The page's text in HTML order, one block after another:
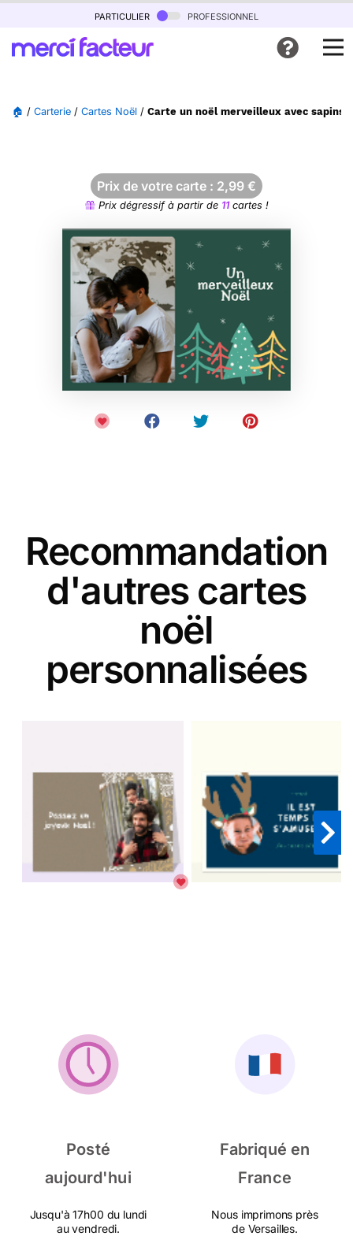
particulier professionnel
🏠 / Carterie / Cartes Noël / Carte un noël merveilleux avec sapins
Prix de votre carte : 2,99 €
Prix dégressif à partir de 11cartes !
Recommandation
d'autres cartes
noël
personnalisées
Posté
aujourd'hui
Jusqu'à 17h00 du lundi
au vendredi.
Fabriqué en
France
Nous imprimons près
de Versailles.